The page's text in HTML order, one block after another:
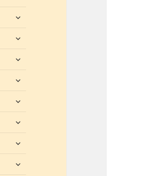
untermenü
untermenü
untermenü
untermenü
untermenü
untermenü
untermenü
untermenü